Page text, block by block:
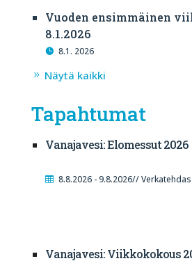
Vuoden ensimmäinen
8.1.2026
8.1. 2026
Näytä kaikki
Tapahtumat
Vanajavesi: Elomessut 2026
8.8.2026 - 9.8.2026// Verkatehdas
Vanajavesi: Viikkokokous